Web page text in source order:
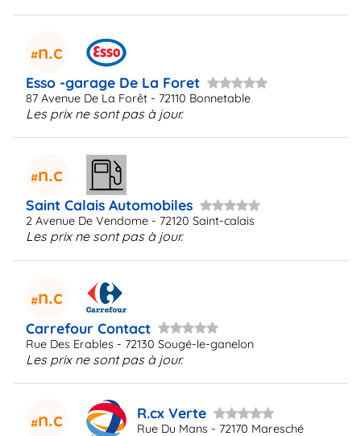
n.c
Esso -garage De La Foret
87 Avenue De La Forêt - 72110 Bonnetable
Les prix ne sont pas à jour.
n.c
Saint Calais Automobiles
2 Avenue De Vendome - 72120 Saint-calais
Les prix ne sont pas à jour.
n.c
Carrefour Contact
Rue Des Erables - 72130 Sougé-le-ganelon
Les prix ne sont pas à jour.
n.c R.cx Verte
Rue Du Mans - 72170 Maresché